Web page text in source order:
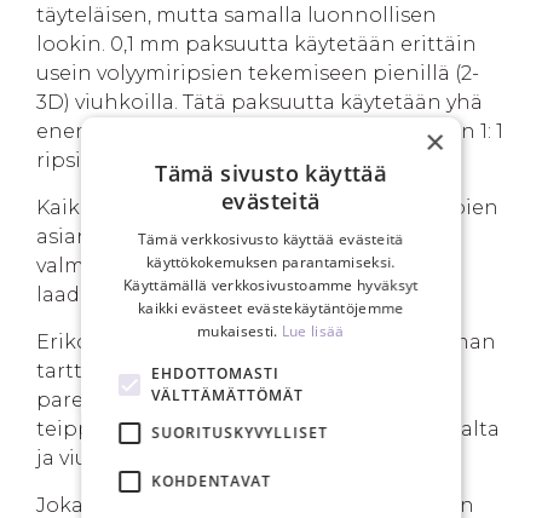
täyteläisen, mutta samalla luonnollisen
lookin. 0,1 mm paksuutta käytetään erittäin
usein volyymiripsien tekemiseen pienillä (2-
3D) viuhkoilla. Tätä paksuutta käytetään yhä
enemmän myös vaatimattomien klassisten 1: 1
ripsipidennysten tekemiseen.
Kaikki meidän ripset ovat alan kokeneimpien
asiantuntijoiden valmistamat. Ripset
valmistetaan käsityönä erittäin tarkan
laadunvalvonnan alla.
Erikoinen semi-kiiltävä pinta tehostaa liiman
tarttumista ja antaa ripsipidennyksille
paremman pysyvyyden. Tarkkaan valittu
teippi helpottaa ripsen irrottamista nauhalta
ja viuhkan tekemistä nauhalla.
Jokaiselle ripsinauhalle on merkitty ripsien
×
Tämä sivusto käyttää
evästeitä
Tämä verkkosivusto käyttää evästeitä
käyttökokemuksen parantamiseksi.
Käyttämällä verkkosivustoamme hyväksyt
kaikki evästeet evästekäytäntöjemme
mukaisesti. Lue lisää
EHDOTTOMASTI
VÄLTTÄMÄTTÖMÄT
SUORITUSKYVYLLISET
KOHDENTAVAT